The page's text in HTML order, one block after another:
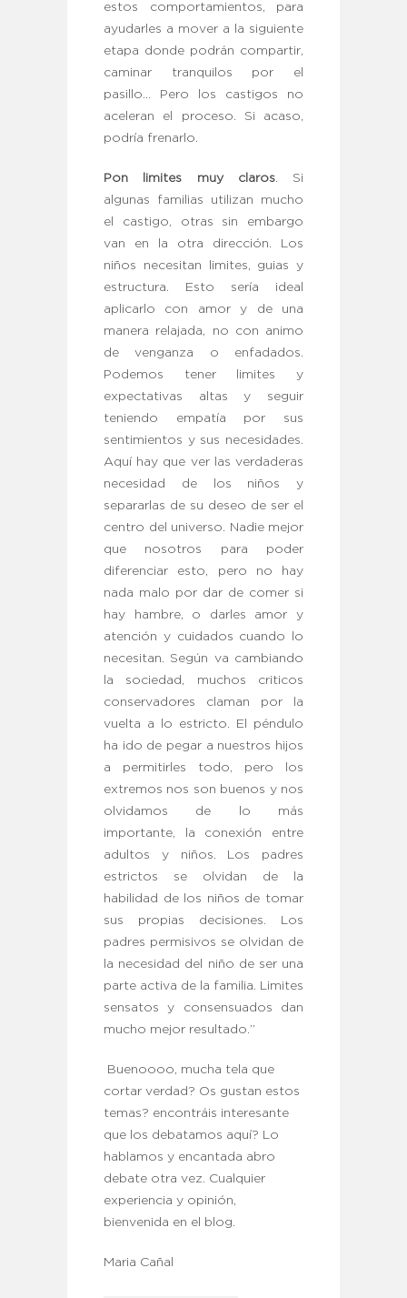
estos comportamientos, para
ayudarles a mover a la siguiente
etapa donde podrán compartir,
caminar tranquilos por el
pasillo… Pero los castigos no
aceleran el proceso. Si acaso,
podría frenarlo.
Pon limites muy claros. Si
algunas familias utilizan mucho
el castigo, otras sin embargo
van en la otra dirección. Los
niños necesitan limites, guias y
estructura. Esto sería ideal
aplicarlo con amor y de una
manera relajada, no con animo
de venganza o enfadados.
Podemos tener limites y
expectativas altas y seguir
teniendo empatía por sus
sentimientos y sus necesidades.
Aquí hay que ver las verdaderas
necesidad de los niños y
separarlas de su deseo de ser el
centro del universo. Nadie mejor
que nosotros para poder
diferenciar esto, pero no hay
nada malo por dar de comer si
hay hambre, o darles amor y
atención y cuidados cuando lo
necesitan. Según va cambiando
la sociedad, muchos criticos
conservadores claman por la
vuelta a lo estricto. El péndulo
ha ido de pegar a nuestros hijos
a permitirles todo, pero los
extremos nos son buenos y nos
olvidamos de lo más
importante, la conexión entre
adultos y niños. Los padres
estrictos se olvidan de la
habilidad de los niños de tomar
sus propias decisiones. Los
padres permisivos se olvidan de
la necesidad del niño de ser una
parte activa de la familia. Limites
sensatos y consensuados dan
mucho mejor resultado.”
Buenoooo, mucha tela que
cortar verdad? Os gustan estos
temas? encontráis interesante
que los debatamos aquí? Lo
hablamos y encantada abro
debate otra vez. Cualquier
experiencia y opinión,
bienvenida en el blog.
Maria Cañal